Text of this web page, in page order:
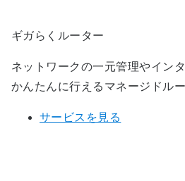
ギガらくルーター
ネットワークの一元管理やイン
かんたんに行えるマネージドル
サービスを見る